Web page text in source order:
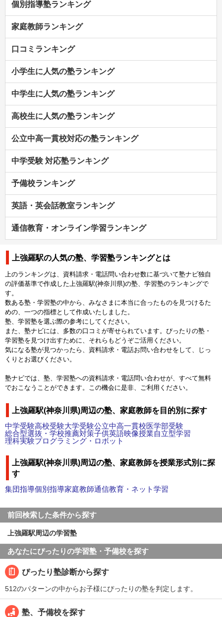
個別指導塾ランキング
家庭教師ランキング
口コミランキング
小学生に人気の塾ランキング
中学生に人気の塾ランキング
高校生に人気の塾ランキング
公立中高一貫校対応の塾ランキング
中学受験 対応塾ランキング
予備校ランキング
英語・英会話教室ランキング
通信教育・オンライン学習ランキング
上強羅駅の人気の塾、学習塾ランキングとは
上のランキングは、資料請求・電話問い合わせ数に基づいて塾ナビ独自
の評価基準で作成した上強羅駅(神奈川県)の塾、学習塾のランキングで
す。
数ある塾・学習塾の中から、みなさまに本当に合ったものを見つけるた
めの、一つの指標として作成いたしました。
塾、学習塾を選ぶ際の参考にしてください。
また、塾ナビには、多数の口コミが寄せられています。ぴったりの塾・
学習塾を見つけ出すために、それらもどうぞご活用ください。
気になる塾が見つかったら、資料請求・電話お問い合わせをして、じっ
くりとお選びください。
塾ナビでは、塾、学習塾への資料請求・電話問い合わせが、すべて無料
でおこなうことができます。この機会に是非、ご利用ください。
上強羅駅(神奈川県)周辺の塾、家庭教師を目的別に探す
中学受験高校受験大学受験公立中高一貫校医学部受験
総合型選抜・学校推薦対策子供英語映像授業自立型学習
理科実験プログラミング・ロボット
上強羅駅(神奈川県)周辺の塾、家庭教師を授業形式別に探
す
集団指導個別指導家庭教師通信教育・ネット学習
前回検索した条件から探す
上強羅駅周辺の学習塾
あなたにぴったりの学習塾・予備校を探す
ぴったり塾診断から探す
512のパターンの中からお子様にぴったりの塾を判定します。
塾、予備校を探す